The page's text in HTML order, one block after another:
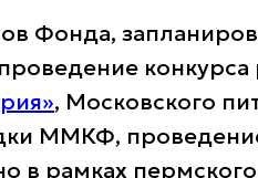
Фонда,
, Московского
ММКФ,
в рамках